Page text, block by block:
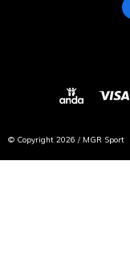
© Copyright 2026 / MGR Sport